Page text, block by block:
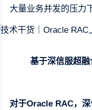
大量业务并发的压力
基于深信服超
对于Oracle RAC，深